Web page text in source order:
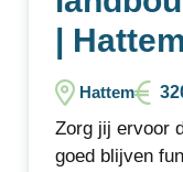
| Hattem
Hattem
Zorg jij ervoor
goed blijven